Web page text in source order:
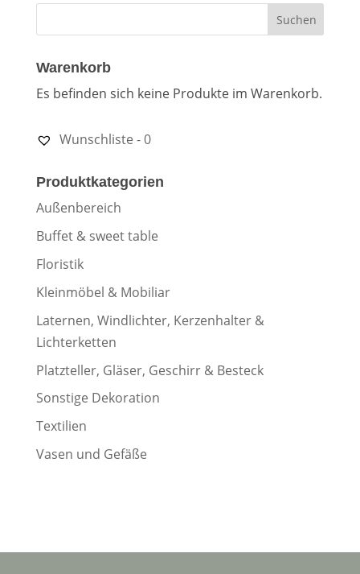
Warenkorb
Es befinden sich keine Produkte im Warenkorb.
Wunschliste -0
Produktkategorien
Außenbereich
Buffet & sweet table
Floristik
Kleinmöbel & Mobiliar
Laternen, Windlichter, Kerzenhalter &
Lichterketten
Platzteller, Gläser, Geschirr & Besteck
Sonstige Dekoration
Textilien
Vasen und Gefäße